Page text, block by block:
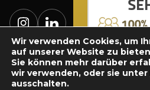
Wir verwenden Cookies, um
auf unserer Website zu
Sie können mehr darüber
wir verwenden, oder sie unter
ausschalten.